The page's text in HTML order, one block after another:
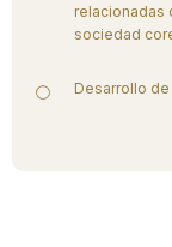
relacionadas
sociedad
Desarrollo